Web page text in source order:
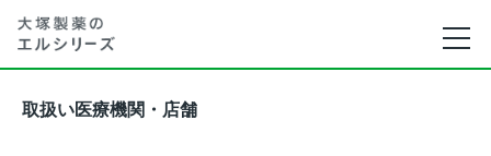
取扱い医療機関・店舗